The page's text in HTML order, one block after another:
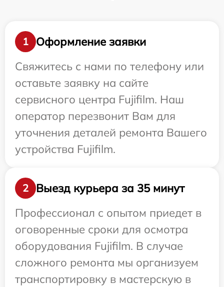
1
Оформление заявки
Свяжитесь с нами по телефону или
оставьте заявку на сайте
сервисного центра Fujifilm. Наш
оператор перезвонит Вам для
уточнения деталей ремонта Вашего
устройства Fujifilm.
2
Выезд курьера за 35 минут
Профессионал с опытом приедет в
оговоренные сроки для осмотра
оборудования Fujifilm. В случае
сложного ремонта мы организуем
транспортировку в мастерскую в